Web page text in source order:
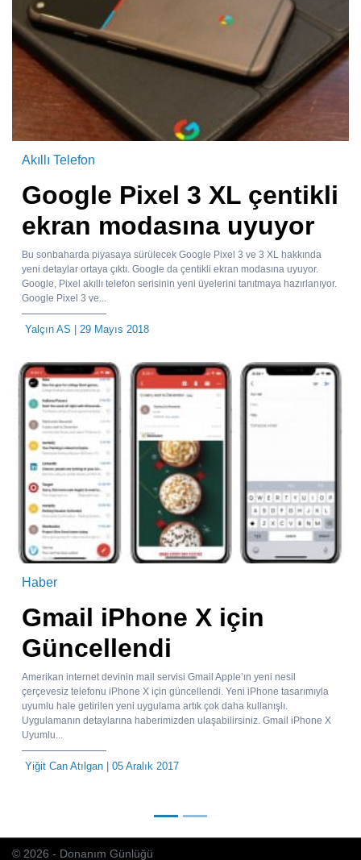
Akıllı Telefon
Google Pixel 3 XL çentikli
ekran modasına uyuyor
Bu sonbaharda piyasaya sürülecek Google Pixel 3 ve 3 XL hakkında
yeni detaylar ortaya çıktı. Google da çentikli ekran modasına uyuyor.
Google, Pixel akıllı telefon serisinin yeni üyelerini tanıtmaya hazırlanıyor.
Google Pixel 3 ve...
Yalçın AS | 29 Mayıs 2018
Haber
Gmail iPhone X için
Güncellendi
Amerikan internet devinin mail servisi Gmail Apple’ın yeni nesil
çerçevesiz telefonu iPhone X için güncellendi. Yeni iPhone tasarımıyla
uyumlu hale getirilen yeni uygulama artık çok daha kullanışlı.
Uygulamanın detaylarına haberimizden ulaşabilirsiniz. Gmail iPhone X
Uyumlu...
Yiğit Can Atılgan | 05 Aralık 2017
© 2026 - Donanım Günlüğü